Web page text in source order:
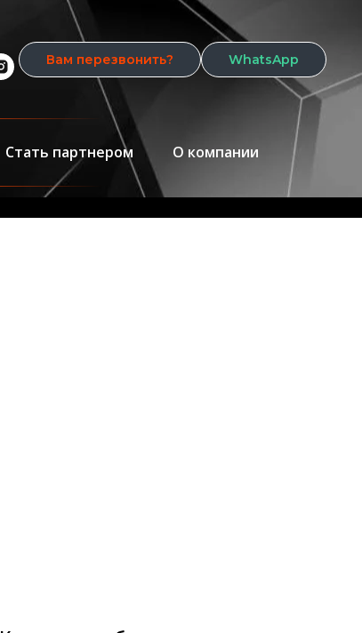
Вам перезвонить? WhatsApp
Стать партнером О компании